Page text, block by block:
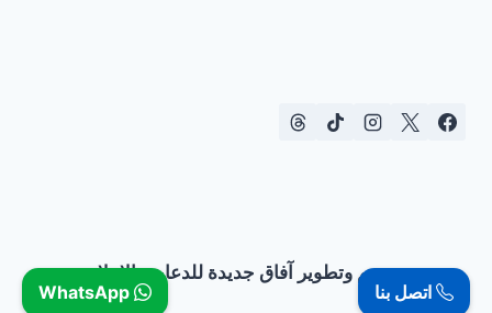
تصميم وتطوير آفاق جديدة للدعاية والإعلان
اتصل بنا